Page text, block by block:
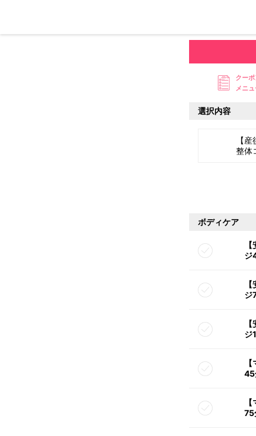
クーポ
メニ
選択内容
【
整体
ボディケア
ジ
ジ
ジ
45
75